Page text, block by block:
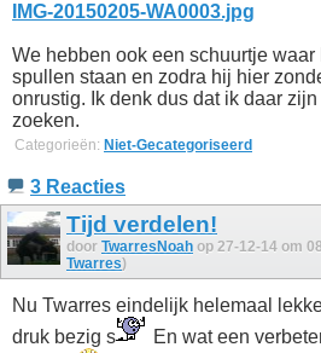
IMG-20150205-WA0003.jpg
We hebben ook een schuurtje
spullen staan en zodra hij hier
onrustig. Ik denk dus dat ik daar
zoeken.
Categorieën: Niet-Gecategoriseerd
3 Reacties
Tijd verdelen!
door TwarresNoah op 27-12-14 om
Twarres)
Nu Twarres eindelijk helemaal
druk bezig s
En wat een